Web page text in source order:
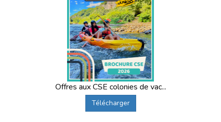
Offres aux CSE colonies de vac...
Télécharger